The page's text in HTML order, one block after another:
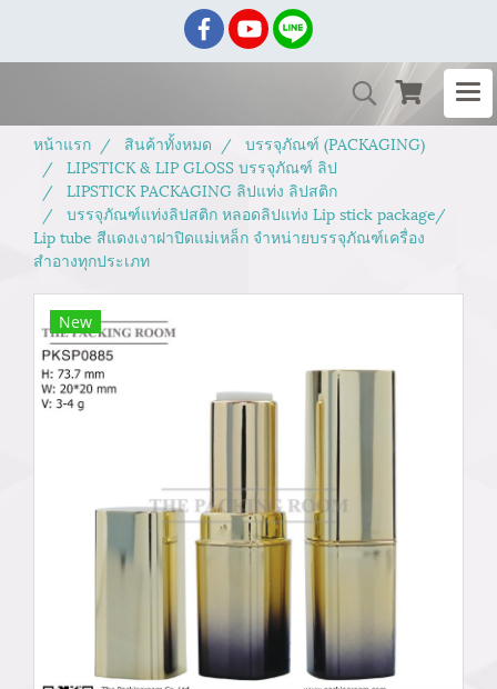
หน้าแรก สินค้าทั้งหมด
บรรจุภัณฑ์ (PACKAGING)
LIPSTICK & LIP GLOSS บรรจุภัณฑ์ ลิป
LIPSTICK PACKAGING ลิปแท่ง ลิปสติก
บรรจุภัณฑ์แท่งลิปสติก หลอดลิปแท่ง Lip stick package/
Lip tube สีแดงเงาฝาปิดแม่เหล็ก จำหน่ายบรรจุภัณฑ์เครื่อง
สำอางทุกประเภท
New